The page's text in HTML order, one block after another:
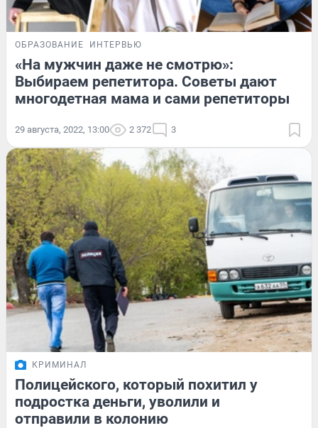
ОБРАЗОВАНИЕ ИНТЕРВЬЮ
«На мужчин даже не смотрю»:
Выбираем репетитора. Советы дают
многодетная мама и сами репетиторы
29 августа, 2022, 13:00 2 372 3
КРИМИНАЛ
Полицейского, который похитил у
подростка деньги, уволили и
отправили в колонию